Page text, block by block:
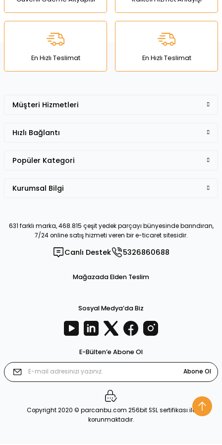
Ürün açıklamasında eksik bilgiler bulunuyor.
Ürün fiyatı diğer sitelerden daha pahalı.
Bu ürüne benzer farklı alternatifler olmalı.
Deneyimini Paylaş
En Hızlı Teslimat En Hızlı Teslimat
631 farklı marka, 468.815 çeşit yedek parçayı bünyesinde barındıran,
7/24 online satış hizmeti veren bir e-ticaret sitesidir.
Canlı Destek 5326860688
Müşteri Hizmetleri
Hızlı Bağlantı
Popüler Kategori
Kurumsal Bilgi
Mağazada Elden Teslim
Sosyal Medya’da Biz
E-Bülten’e Abone Ol
Abone Ol
Copyright 2020 © parcanbu.com 256bit SSL sertifikası ile
korunmaktadır.